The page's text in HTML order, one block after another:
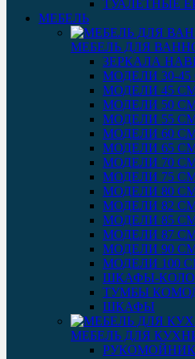
ТУАЛЕТНЫЕ
МЕБЕЛЬ
МЕБЕЛЬ ДЛЯ
ЗЕРКАЛА
МОДЕЛИ 30-
МОДЕЛИ 45
МОДЕЛИ 50
МОДЕЛИ 55
МОДЕЛИ 60
МОДЕЛИ 65
МОДЕЛИ 70
МОДЕЛИ 75
МОДЕЛИ 80
МОДЕЛИ 82
МОДЕЛИ 85
МОДЕЛИ 87
МОДЕЛИ 90
МОДЕЛИ 100
ШКАФЫ-
ТУМБЫ
ШКАФЫ
МЕБЕЛЬ ДЛЯ